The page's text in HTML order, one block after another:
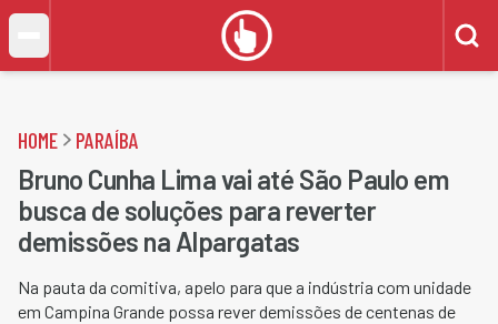
HOME PARAÍBA
Bruno Cunha Lima vai até São Paulo em
busca de soluções para reverter
demissões na Alpargatas
Na pauta da comitiva, apelo para que a indústria com unidade
em Campina Grande possa rever demissões de centenas de